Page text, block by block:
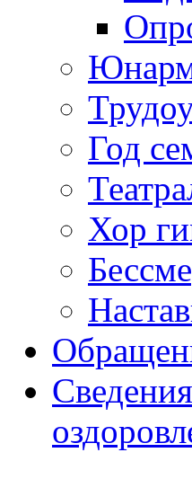
Год
Хор